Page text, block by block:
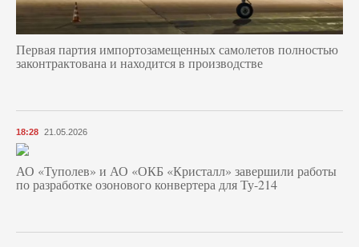
Первая партия импортозамещенных самолетов полностью
законтрактована и находится в производстве
18:28 21.05.2026
АО «Туполев» и АО «ОКБ «Кристалл» завершили работы
по разработке озонового конвертера для Ту-214